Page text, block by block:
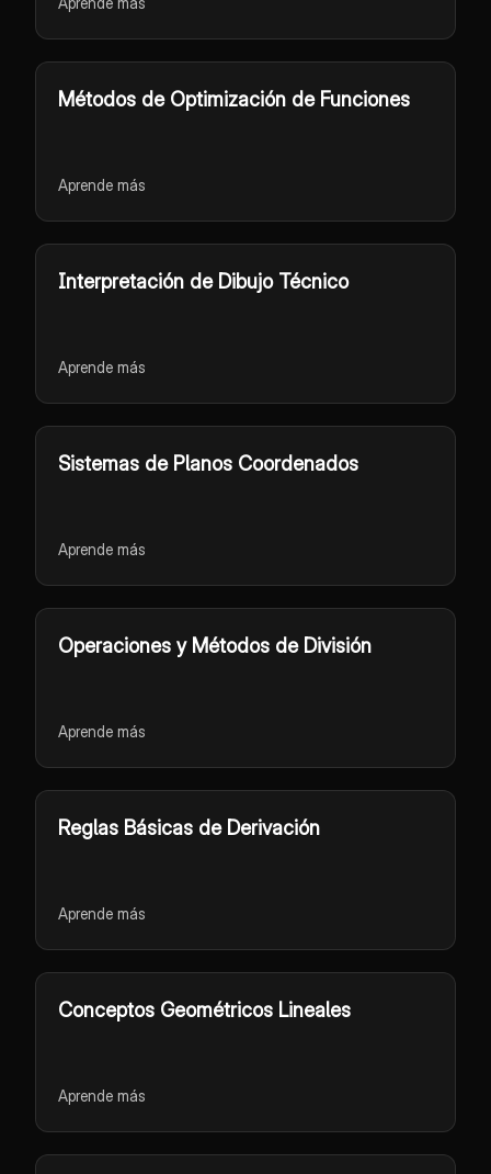
Métodos de Optimización de Funciones
Aprende más
Interpretación de Dibujo Técnico
Aprende más
Sistemas de Planos Coordenados
Aprende más
Operaciones y Métodos de División
Aprende más
Reglas Básicas de Derivación
Aprende más
Conceptos Geométricos Lineales
Aprende más